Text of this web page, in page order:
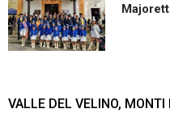
VALLE DEL VELINO,